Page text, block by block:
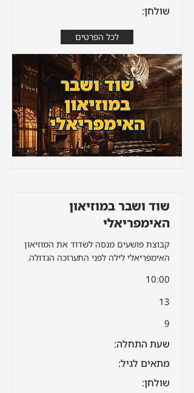
שולחן:
לכל הפרטים
שוד ושבר במוזיאון
האימפריאלי
קבוצת פושעים מנסה לשדוד את המוזיאון
האימפריאלי לילה לפני התערוכה הגדולה.
10:00
13
9
שעת התחלה:
מתאים לגיל:
שולחן: